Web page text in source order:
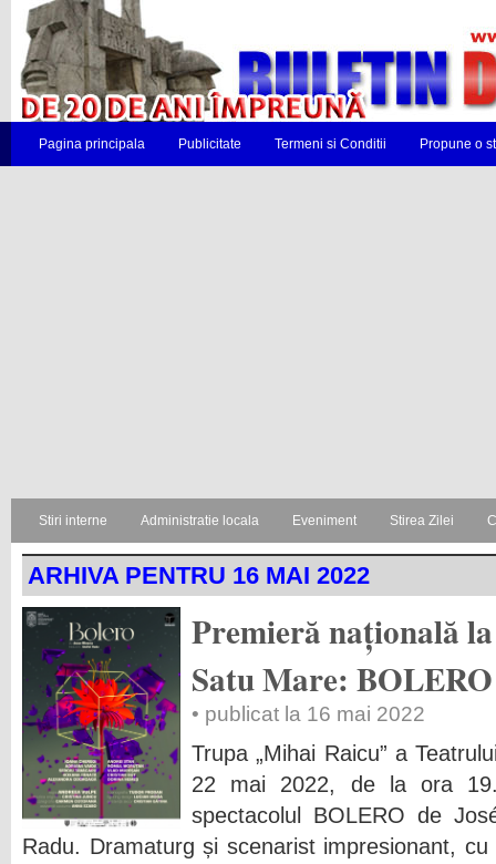
Pagina principala Publicitate Termeni si Conditii Propune o
Stiri interne Administratie locala Eveniment Stirea Zilei
ARHIVA PENTRU 16 MAI 2022
Premieră națională
Satu Mare:
• publicat la 16 mai 2022
Trupa „Mihai Raicu” a
22 mai 2022, de la ora
spectacolul BOLERO de
Radu. Dramaturg și scenarist impresionant,